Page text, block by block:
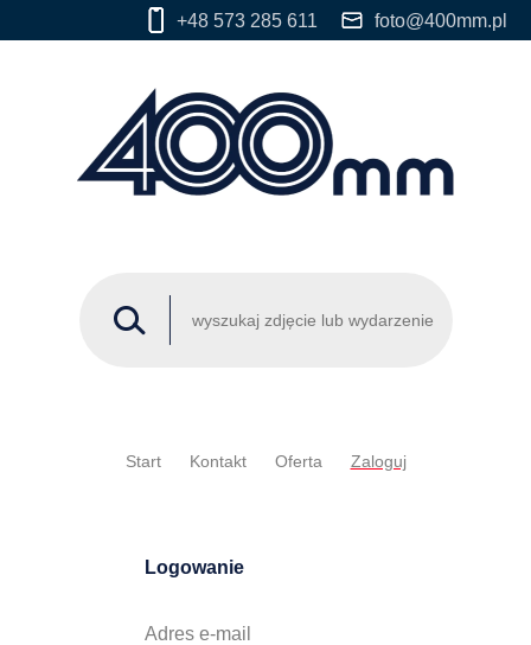
+48 573 285 611 foto@400mm.pl
Start Kontakt Oferta Zaloguj
Logowanie
Adres e-mail